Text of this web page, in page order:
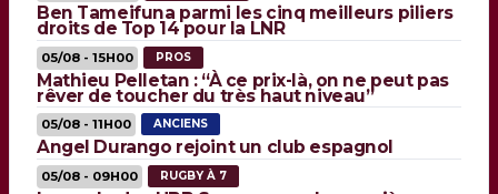
Ben Tameifuna parmi les cinq meilleurs piliers
droits de Top 14 pour la LNR
05/08 - 15H00 PROS
Mathieu Pelletan : “À ce prix-là, on ne peut pas
rêver de toucher du très haut niveau”
05/08 - 11H00 ANCIENS
Angel Durango rejoint un club espagnol
05/08 - 09H00 RUGBY À 7